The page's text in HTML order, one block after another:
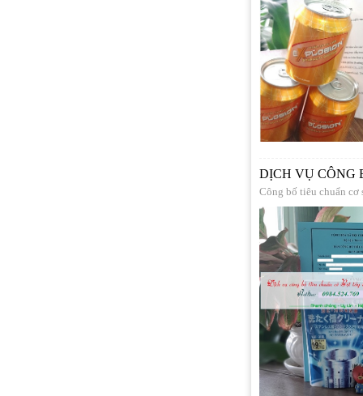
DỊCH VỤ CÔNG
Công bố tiêu chuẩn cơ